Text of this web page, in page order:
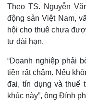
Theo TS. Nguyễn
động sản Việt Nam,
hội cho thuê chưa
tư dài hạn.
“Doanh nghiệp phải
tiền rất chậm. Nếu
đai, tín dụng và thuế
khúc này”, ông Đính